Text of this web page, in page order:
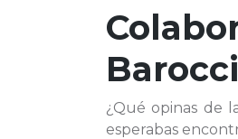
Barocci
¿Qué opinas de
esperabas